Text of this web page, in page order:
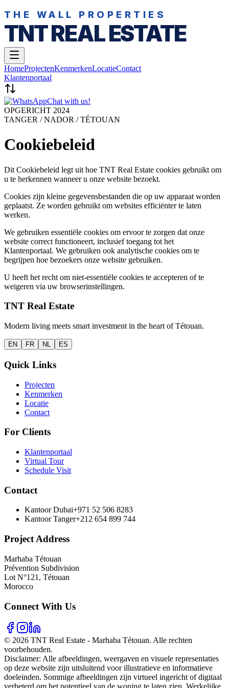
THE WALL PROPERTIES
TNT REAL ESTATE
HomeProjectenKenmerkenLocatieContact
Klantenportaal
Chat with us!
OPGERICHT 2024
TANGER / NADOR / TÉTOUAN
Cookiebeleid
Dit Cookiebeleid legt uit hoe TNT Real Estate cookies gebruikt om
u te herkennen wanneer u onze website bezoekt.
Cookies zijn kleine gegevensbestanden die op uw apparaat worden
geplaatst. Ze worden gebruikt om websites efficiënter te laten
werken.
We gebruiken essentiële cookies om ervoor te zorgen dat onze
website correct functioneert, inclusief toegang tot het
Klantenportaal. We gebruiken ook analytische cookies om te
begrijpen hoe bezoekers onze website gebruiken.
U heeft het recht om niet-essentiële cookies te accepteren of te
weigeren via uw browserinstellingen.
TNT Real Estate
Modern living meets smart investment in the heart of Tétouan.
EN FR NL ES
Quick Links
Projecten
Kenmerken
Locatie
Contact
For Clients
Klantenportaal
Virtual Tour
Schedule Visit
Contact
Kantoor Dubai+971 52 506 8283
Kantoor Tanger+212 654 899 744
Project Address
Marhaba Tétouan
Prévention Subdivision
Lot N°121, Tétouan
Morocco
Connect With Us
© 2026 TNT Real Estate - Marhaba Tétouan. Alle rechten
voorbehouden.
Disclaimer: Alle afbeeldingen, weergaven en visuele representaties
op deze website zijn uitsluitend voor illustratieve en informatieve
doeleinden. Sommige afbeeldingen zijn virtueel ingericht of digitaal